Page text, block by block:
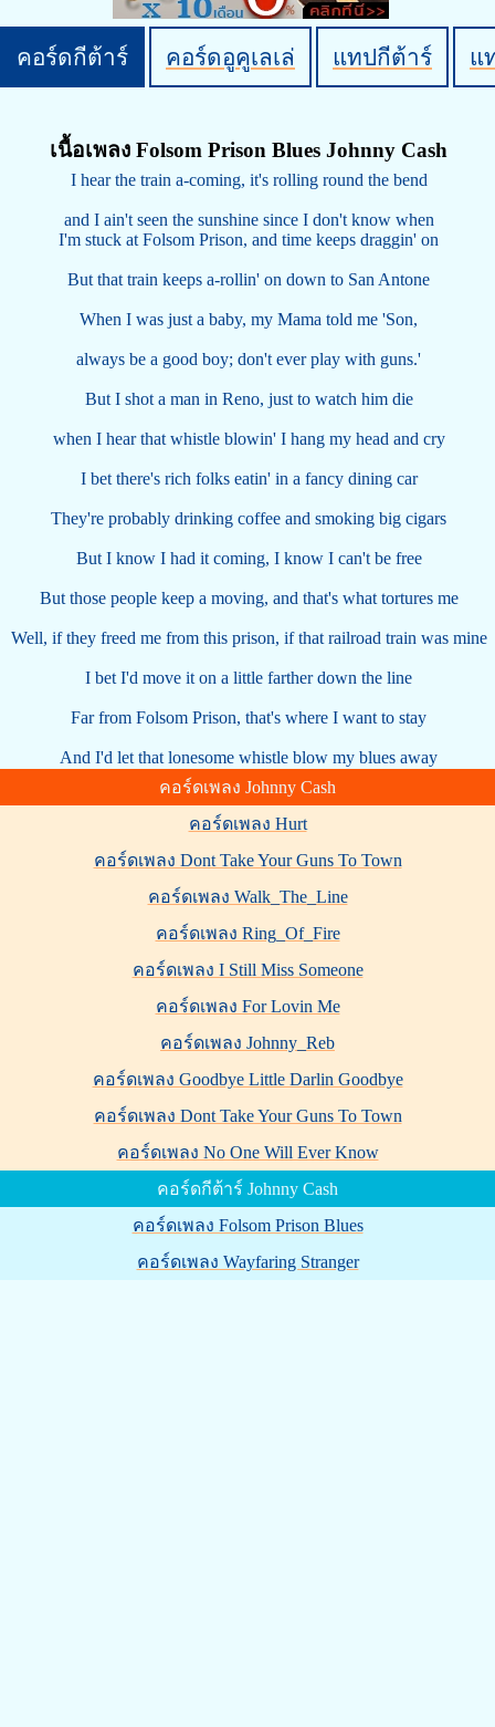
คอร์ดกีต้าร์ คอร์ดอูคูเลเล่ แทปกีต้าร์ แ
เนื้อเพลง Folsom Prison Blues Johnny Cash
I hear the train a-coming, it's rolling round the bend
and I ain't seen the sunshine since I don't know when
I'm stuck at Folsom Prison, and time keeps draggin' on
But that train keeps a-rollin' on down to San Antone
When I was just a baby, my Mama told me 'Son,
always be a good boy; don't ever play with guns.'
But I shot a man in Reno, just to watch him die
when I hear that whistle blowin' I hang my head and cry
I bet there's rich folks eatin' in a fancy dining car
They're probably drinking coffee and smoking big cigars
But I know I had it coming, I know I can't be free
But those people keep a moving, and that's what tortures me
Well, if they freed me from this prison, if that railroad train was mine
I bet I'd move it on a little farther down the line
Far from Folsom Prison, that's where I want to stay
And I'd let that lonesome whistle blow my blues away
คอร์ดเพลง Johnny Cash
คอร์ดเพลง Hurt
คอร์ดเพลง Dont Take Your Guns To Town
คอร์ดเพลง Walk_The_Line
คอร์ดเพลง Ring_Of_Fire
คอร์ดเพลง I Still Miss Someone
คอร์ดเพลง For Lovin Me
คอร์ดเพลง Johnny_Reb
คอร์ดเพลง Goodbye Little Darlin Goodbye
คอร์ดเพลง Dont Take Your Guns To Town
คอร์ดเพลง No One Will Ever Know
คอร์ดกีต้าร์ Johnny Cash
คอร์ดเพลง Folsom Prison Blues
คอร์ดเพลง Wayfaring Stranger